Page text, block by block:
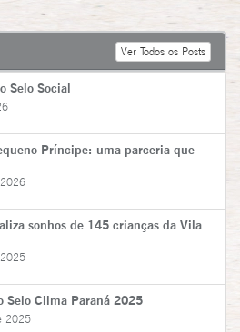
Ver Todos os Posts
Selo Social
Príncipe: uma parceria que
sonhos de 145 crianças da Vila
Selo Clima Paraná 2025
2025